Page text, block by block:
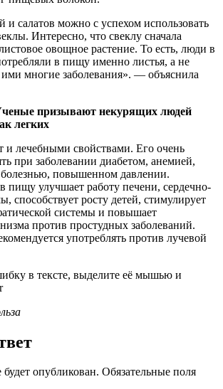
и салатов можно с успехом использовать
Интересно, что свеклу сначала
овощное растение. То есть, люди в
в пищу именно листья, а не
многие заболевания». — объяснила
призывают некурящих людей
легких
и лечебными свойствами. Его очень
при заболевании диабетом, анемией,
повышенном давлении.
пищу улучшает работу печени, сердечно-
способствует росту детей, стимулирует
системы и повышает
против простудных заболеваний.
употреблять против лучевой
в тексте, выделите её мышью и
опубликован. Обязательные поля